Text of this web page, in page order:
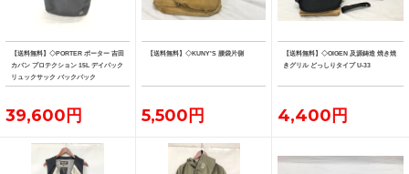
【送料無料】◇PORTER ポーター 吉田
カバン プロテクション 15L デイパック
リュックサック バックパック
39,600円
【送料無料】◇KUNY'S 腰袋片側
5,500円
【送料無料】◇OIGEN 及源鋳造 焼き焼
きグリル どっしりタイプ U-33
4,400円